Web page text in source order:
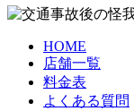
HOME
店舗一覧
料金表
よくある質問